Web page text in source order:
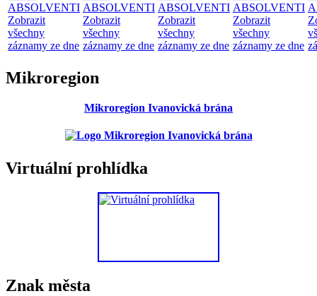
ABSOLVENTI
Zobrazit
všechny
záznamy ze dne
ABSOLVENTI
Zobrazit
všechny
záznamy ze dne
ABSOLVENTI
Zobrazit
všechny
záznamy ze dne
ABSOLVENTI
Zobrazit
všechny
záznamy ze dne
Mikroregion
Mikroregion Ivanovická brána
Virtuální prohlídka
Znak města